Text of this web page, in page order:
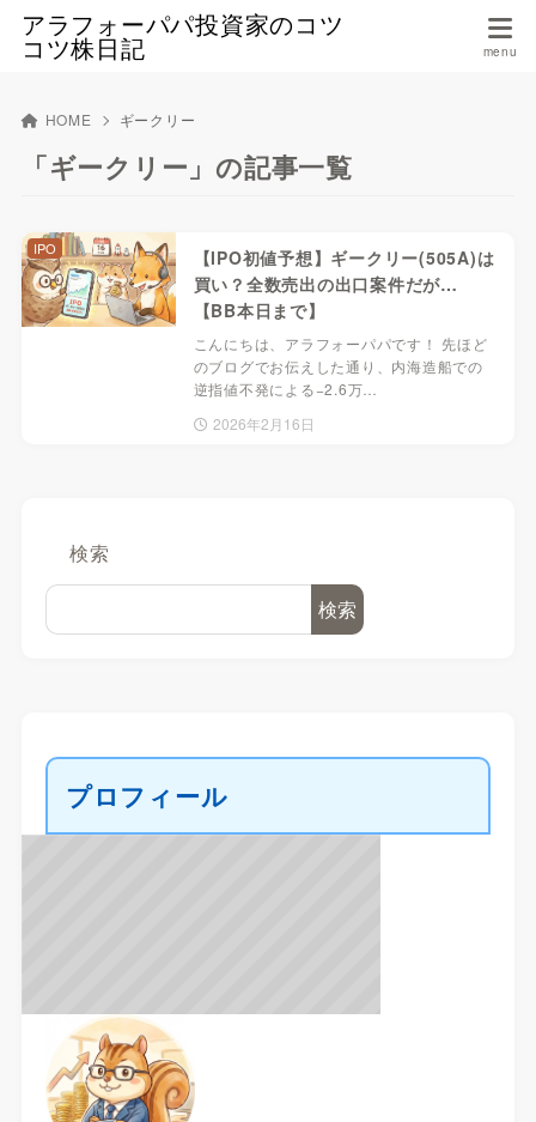
アラフォーパパ投資家のコツ
コツ株日記
HOME ギークリー
「ギークリー」の記事一覧
【IPO初値予想】ギークリー(505A)は
買い？全数売出の出口案件だが…
【BB本日まで】
こんにちは、アラフォーパパです！ 先ほど
のブログでお伝えした通り、内海造船での
逆指値不発による−2.6万…
2026年2月16日
IPO
検索
検索
プロフィール